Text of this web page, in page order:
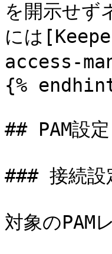
を開示せず
には
access-
{%
## PAM設
### 接続設
対象のPAM